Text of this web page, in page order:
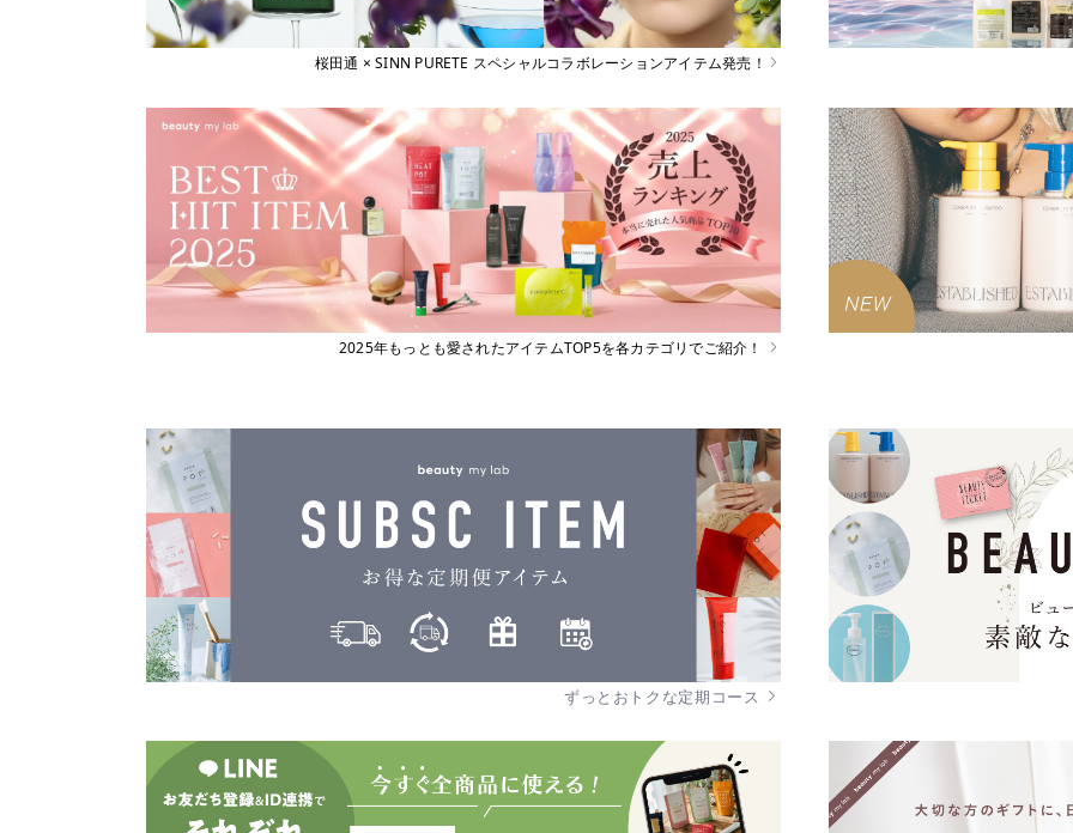
桜田通 × SINN PURETE スペシャルコラボレーションアイテム発売！
2025年もっとも愛されたアイテムTOP5を各カテゴリでご紹介！
ずっとおトクな定期コース